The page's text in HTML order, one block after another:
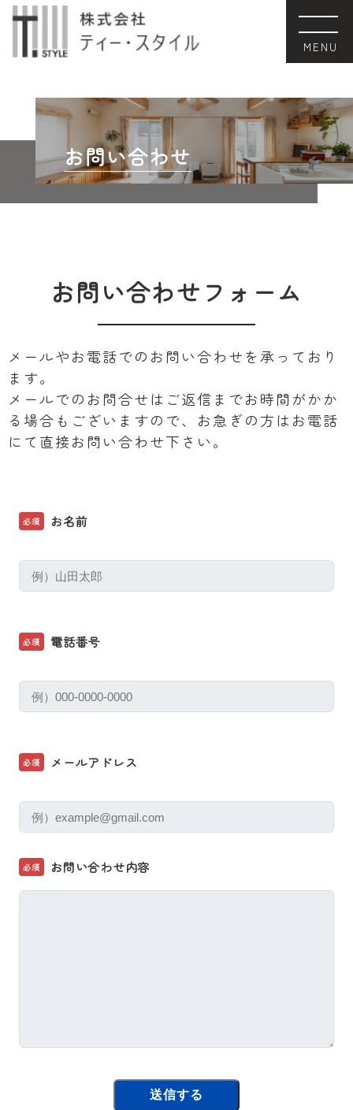
お問い合わせ
お問い合わせフォーム
メールやお電話でのお問い合わせを承っており
ます。
メールでのお問合せはご返信までお時間がかか
る場合もございますので、お急ぎの方はお電話
にて直接お問い合わせ下さい。
必須 お名前
必須 電話番号
必須 メールアドレス
必須 お問い合わせ内容